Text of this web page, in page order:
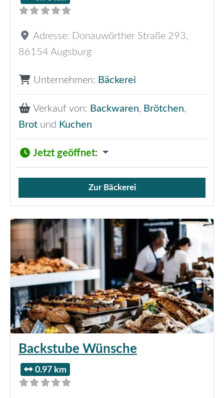
Adresse: Donauwörther Straße 293,
86154 Augsburg
Unternehmen: Bäckerei
Verkauf von: Backwaren, Brötchen,
Brot und Kuchen
Jetzt geöffnet:
Verkauf von Brötchen,
Zur Bäckerei
Backstube Wünsche
0.97 km